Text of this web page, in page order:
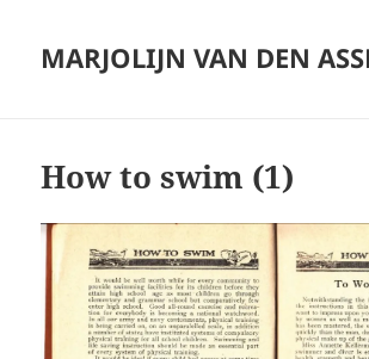
MARJOLIJN VAN DEN
How to swim (1)